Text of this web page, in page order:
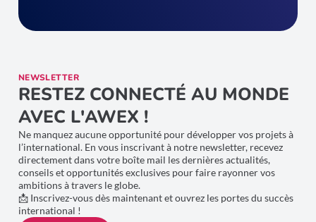
NEWSLETTER
RESTEZ CONNECTÉ AU MONDE
AVEC L'AWEX !
Ne manquez aucune opportunité pour développer vos projets à
l’international. En vous inscrivant à notre newsletter, recevez
directement dans votre boîte mail les dernières actualités,
conseils et opportunités exclusives pour faire rayonner vos
ambitions à travers le globe.
📩 Inscrivez-vous dès maintenant et ouvrez les portes du succès
international !